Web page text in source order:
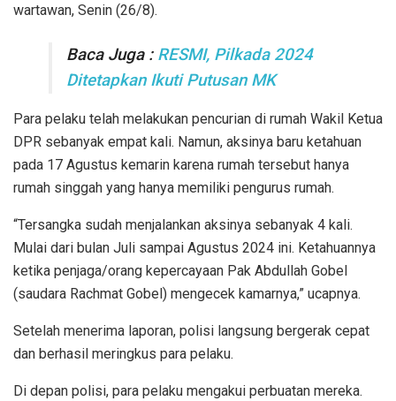
wartawan, Senin (26/8).
Baca Juga : RESMI, Pilkada 2024
Ditetapkan Ikuti Putusan MK
Para pelaku telah melakukan pencurian di rumah Wakil Ketua
DPR sebanyak empat kali. Namun, aksinya baru ketahuan
pada 17 Agustus kemarin karena rumah tersebut hanya
rumah singgah yang hanya memiliki pengurus rumah.
“Tersangka sudah menjalankan aksinya sebanyak 4 kali.
Mulai dari bulan Juli sampai Agustus 2024 ini. Ketahuannya
ketika penjaga/orang kepercayaan Pak Abdullah Gobel
(saudara Rachmat Gobel) mengecek kamarnya,” ucapnya.
Setelah menerima laporan, polisi langsung bergerak cepat
dan berhasil meringkus para pelaku.
Di depan polisi, para pelaku mengakui perbuatan mereka.